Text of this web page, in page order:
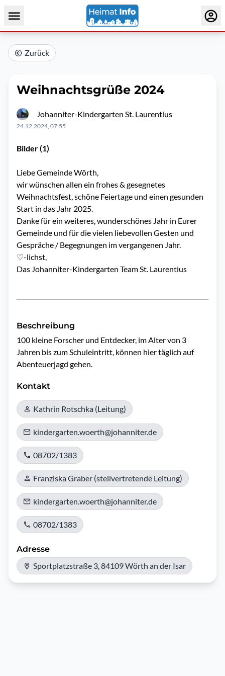
Zurück
Weihnachtsgrüße 2024
Johanniter-Kindergarten St. Laurentius
24.12.2024, 07:55
Bilder (1)
Liebe Gemeinde Wörth,
wir wünschen allen ein frohes & gesegnetes
Weihnachtsfest, schöne Feiertage und einen gesunden
Start in das Jahr 2025.
Danke für ein weiteres, wunderschönes Jahr in Eurer
Gemeinde und für die vielen liebevollen Gesten und
Gespräche / Begegnungen im vergangenen Jahr.
♡-lichst,
Das Johanniter-Kindergarten Team St. Laurentius
Beschreibung
100 kleine Forscher und Entdecker, im Alter von 3
Jahren bis zum Schuleintritt, können hier täglich auf
Abenteuerjagd gehen.
Kontakt
Kathrin Rotschka (Leitung)
kindergarten.woerth@johanniter.de
08702/1383
Franziska Graber (stellvertretende Leitung)
kindergarten.woerth@johanniter.de
08702/1383
Adresse
Sportplatzstraße 3, 84109 Wörth an der Isar